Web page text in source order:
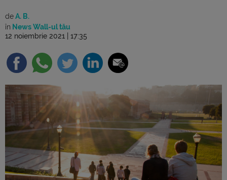
deA. B.
în News Wall-ul tău
12 noiembrie 2021 | 17:35